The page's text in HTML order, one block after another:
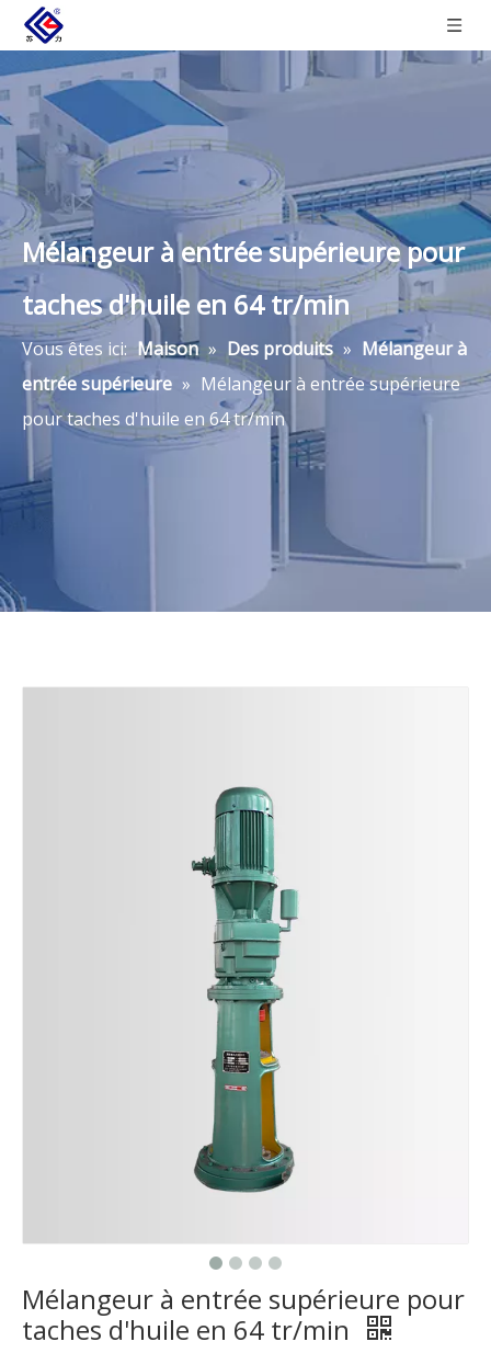
Mélangeur à entrée supérieure pour
taches d'huile en 64 tr/min
Vous êtes ici: Maison » Des produits » Mélangeur à
entrée supérieure » Mélangeur à entrée supérieure
pour taches d'huile en 64 tr/min
Mélangeur à entrée supérieure pour
taches d'huile en 64 tr/min